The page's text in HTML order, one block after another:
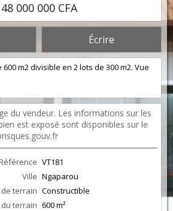
48 000 000 CFA
Écrire
m2 divisible en 2 lots de 300 m2. Vue
du vendeur. Les informations sur les
est exposé sont disponibles sur le
VT181
Ville Ngaparou
terrain Constructible
terrain 600 m²